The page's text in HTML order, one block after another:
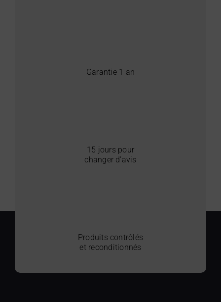
Garantie 1 an
15 jours pour
changer d’avis
Produits contrôlés
et reconditionnés